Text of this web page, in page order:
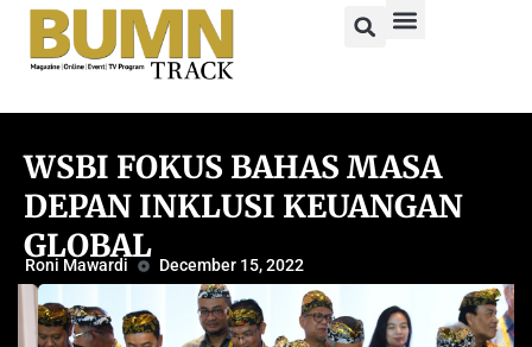
WSBI FOKUS BAHAS MASA
DEPAN INKLUSI KEUANGAN
GLOBAL
Roni Mawardi December 15, 2022